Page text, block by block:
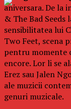
aniversara. De la
& The Bad Seeds
sensibilitatea lui
Two Feet, scena
pentru momente
encore. Lor li se
Erez sau Jalen
ale muzicii
genuri muzicale.